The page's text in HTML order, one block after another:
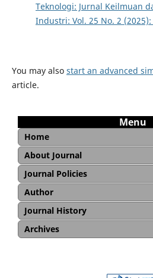
Teknologi: Jurnal Keilmuan
Industri: Vol. 25 No. 2
You may also start an advanced
article.
Menu
Home
About Journal
Aim and Scope
Editorial Board
Reviewer
Copyright and Licence
Open Access Statement
Journal Sponsorship
Archiving and Preservation
Journal Policies
Publication Ethics and
Peer Review Policy
Peer Review Guideline
Article Withdrawal Policy
Author
Author Guidelines
Plagiarism Screening Policy
Article Processing Charges
Journal History
Archives